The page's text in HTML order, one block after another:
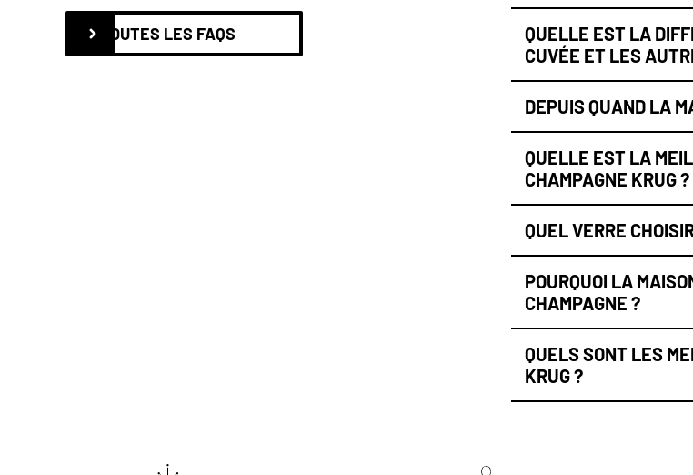
TOUTES LES FAQS
QUELLE EST LA
CUVÉE ET LES
DEPUIS QUAND LA
QUELLE EST LA
CHAMPAGNE KRUG ?
QUEL VERRE
POURQUOI LA
CHAMPAGNE ?
QUELS SONT LES
KRUG ?